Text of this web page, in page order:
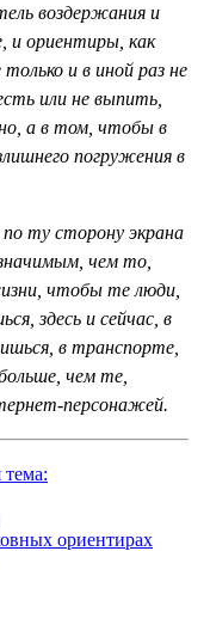
воздержания и
и ориентиры, как
и в иной раз не
или не выпить,
а в том, чтобы в
погружения в
ту сторону экрана
чем то,
чтобы те люди,
здесь и сейчас, в
в транспорте,
чем те,
персонажей.
тема:
ориентирах